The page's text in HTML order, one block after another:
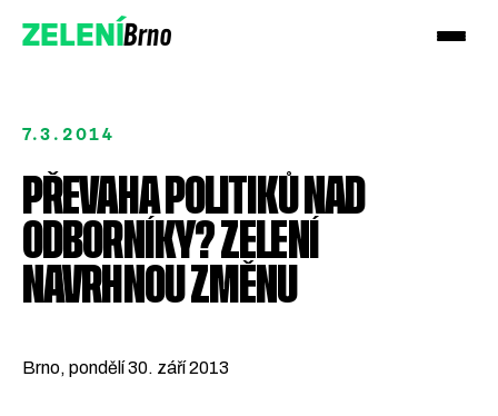
ZELENÍBrno
Přidejte se!
7.3.2014
PŘEVAHA POLITIKŮ NAD
ODBORNÍKY? ZELENÍ
NAVRHNOU ZMĚNU
Brno, pondělí 30. září 2013